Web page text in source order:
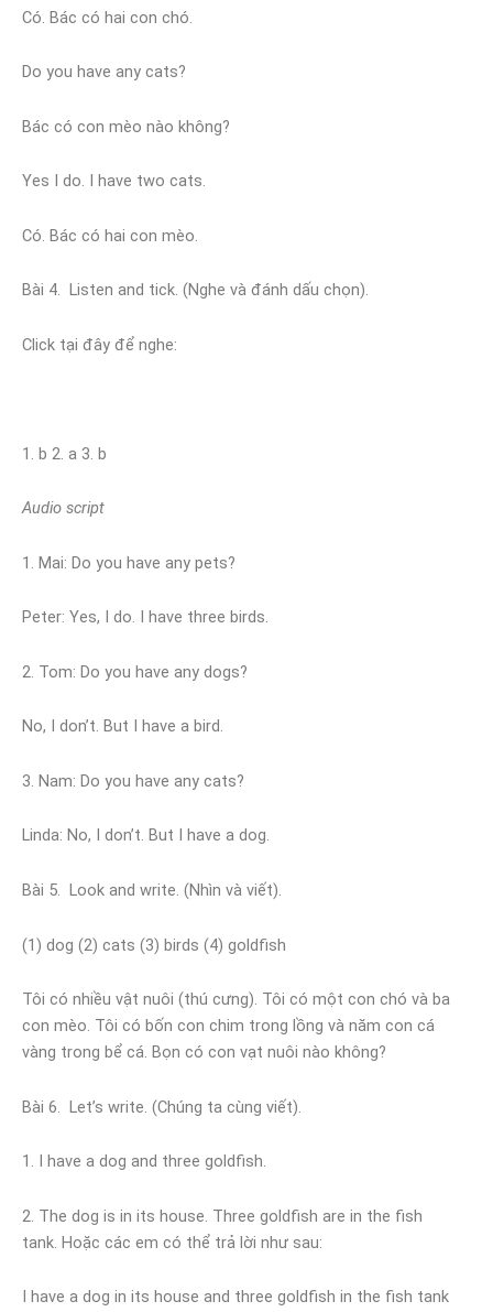
Có. Bác có hai con chó.
Do you have any cats?
Bác có con mèo nào không?
Yes I do. I have two cats.
Có. Bác có hai con mèo.
Bài 4. Listen and tick. (Nghe và đánh dấu chọn).
Click tại đây để nghe:
1. b 2. a 3. b
Audio script
1. Mai: Do you have any pets?
Peter: Yes, I do. I have three birds.
2. Tom: Do you have any dogs?
No, I don’t. But I have a bird.
3. Nam: Do you have any cats?
Linda: No, I don’t. But I have a dog.
Bài 5. Look and write. (Nhìn và viết).
(1) dog (2) cats (3) birds (4) goldfish
Tôi có nhiều vật nuôi (thú cưng). Tôi có một con chó và ba
con mèo. Tôi có bốn con chim trong lồng và năm con cá
vàng trong bể cá. Bọn có con vạt nuôi nào không?
Bài 6. Let’s write. (Chúng ta cùng viết).
1. I have a dog and three goldfish.
2. The dog is in its house. Three goldfish are in the fish
tank. Hoặc các em có thể trả lời như sau:
I have a dog in its house and three goldfish in the fish tank